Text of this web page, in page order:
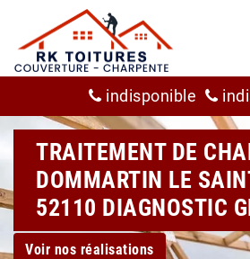
indisponible
TRAITEMENT DE
DOMMARTIN LE
52110 DIAGNOSTIC
Voir nos réalisations